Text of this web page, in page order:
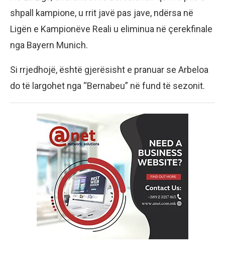
shpall kampione, u rrit javë pas jave, ndërsa në
Ligën e Kampionëve Reali u eliminua në çerekfinale
nga Bayern Munich.
Si rrjedhojë, është gjerësisht e pranuar se Arbeloa
do të largohet nga “Bernabeu” në fund të sezonit.